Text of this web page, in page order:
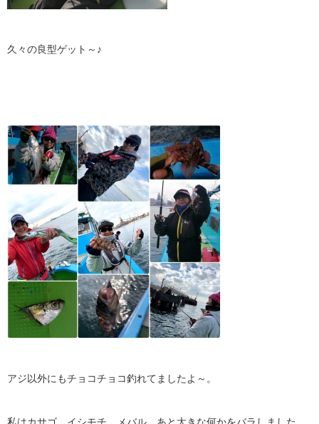
久々の良型ゲット～♪
アジ以外にもチョコチョコ釣れてましたよ～。